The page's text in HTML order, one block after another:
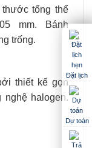
tổng thể
mm. Bánh
trống.
thiết kế gọn
nghệ halogen.
Đặt lịch
Dự toán